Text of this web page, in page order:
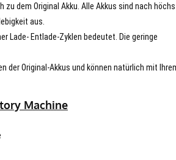
zu dem Original Akku. Alle Akkus sind nach
aus.
Lade- Entlade-Zyklen bedeutet. Die geringe
der Original-Akkus und können natürlich mit
Machine